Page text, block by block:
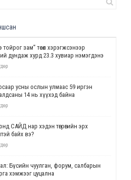
зам” төсөл хэрэгжсэнээр
дундаж хурд 23.3 хувиар нэмэгдэнэ
усны ослын улмаас 59 иргэн
14 нь хүүхэд байна
САЙД нар хэдэн төгрөгийн эрх
байх вэ?
Бүсийн чуулган, форум, салбарын
хэмжээг цуцална